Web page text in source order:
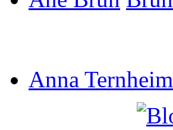
Anna Ternheim